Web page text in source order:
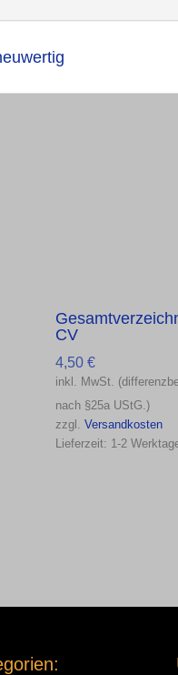
CV
4,50€
inkl. MwSt.
nach §25a UStG.)
zzgl.Versandkosten
Lieferzeit: 1-2